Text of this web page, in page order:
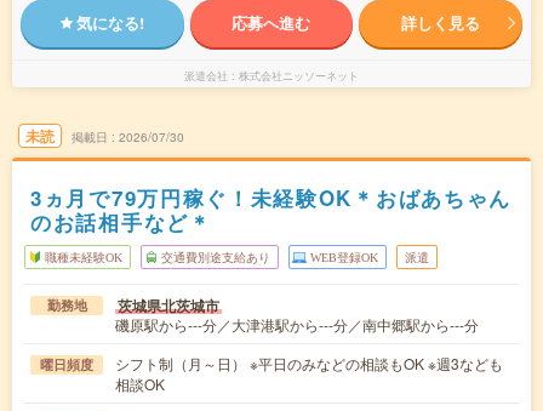
気になる! 応募へ進む 詳しく見る
派遣会社 株式会社ニッソーネット
未読 掲載日 2026/07/30
3ヵ月で79万円稼ぐ！未経験OK＊おばあちゃん
のお話相手など＊
職種未経験OK 交通費別途支給あり WEB登録OK 派遣
勤務地 茨城県北茨城市
磯原駅から---分／大津港駅から---分／南中郷駅から---分
曜日頻度
シフト制（月～日） ※平日のみなどの相談もOK ※週3なども
相談OK